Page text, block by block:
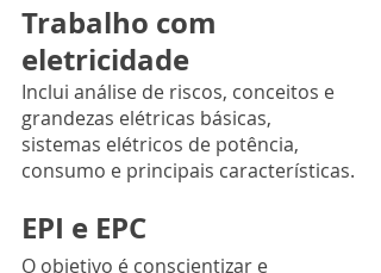
Trabalho com
eletricidade
Inclui análise de riscos, conceitos e
grandezas elétricas básicas,
sistemas elétricos de potência,
consumo e principais características.
EPI e EPC
O objetivo é conscientizar e